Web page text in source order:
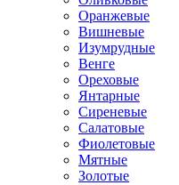
Оранжевые
Вишневые
Изумрудные
Венге
Ореховые
Янтарные
Сиреневые
Салатовые
Фиолетовые
Мятные
Золотые